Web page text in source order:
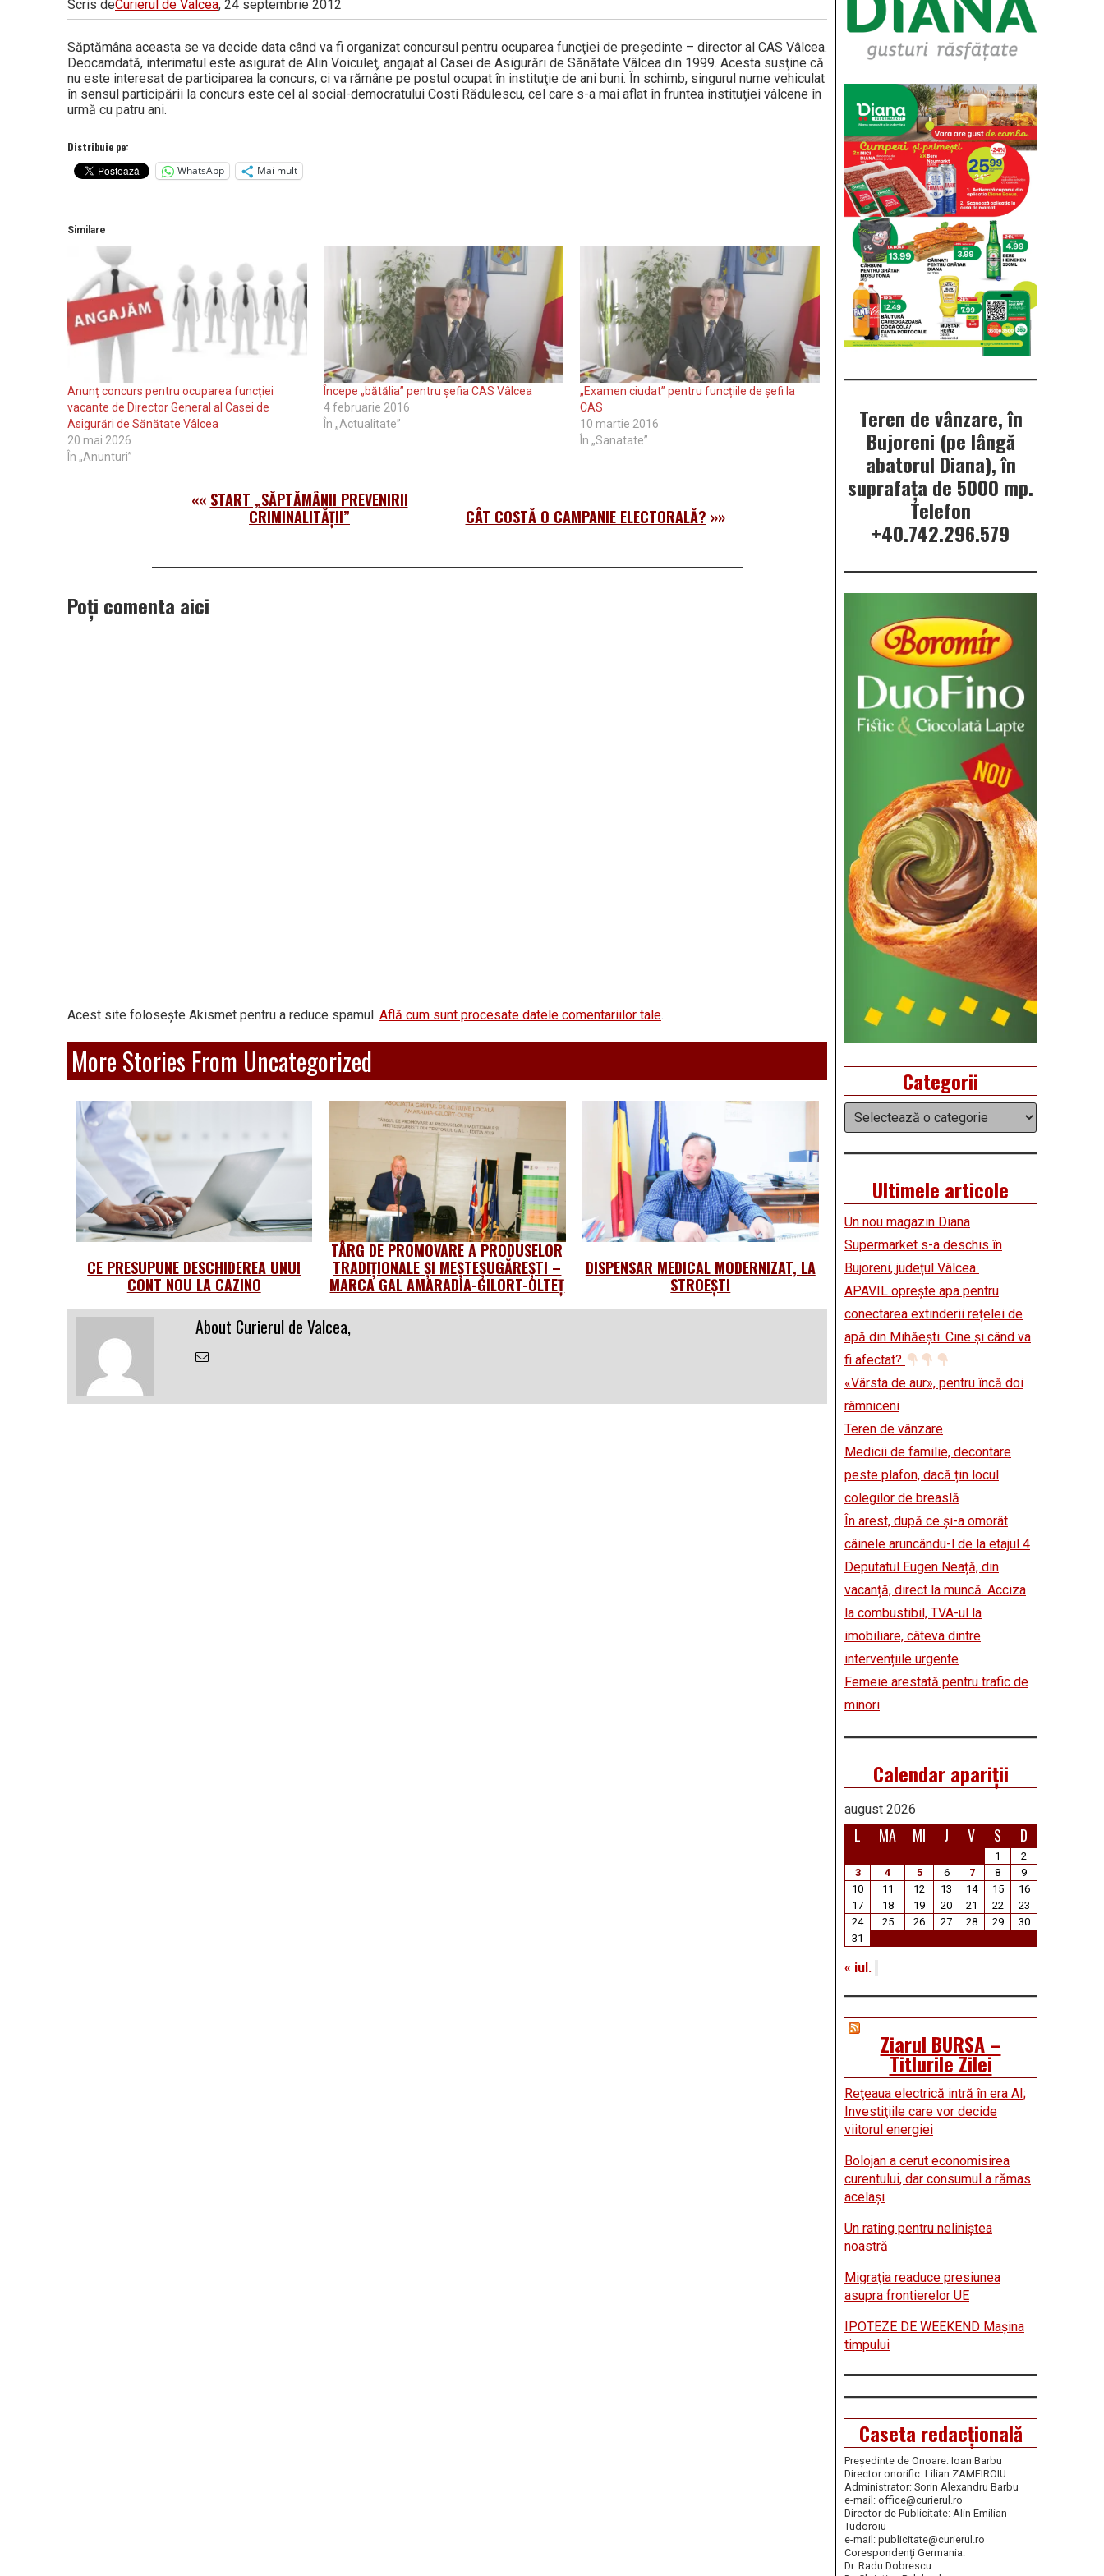
Vâlcea
Scris deCurierul de Valcea, 24 septembrie 2012
Săptămâna aceasta se va decide data când va fi organizat concursul pentru ocuparea funcţiei de preşedinte – director al CAS Vâlcea.
Deocamdată, interimatul este asigurat de Alin Voiculeţ, angajat al Casei de Asigurări de Sănătate Vâlcea din 1999. Acesta susţine că
nu este interesat de participarea la concurs, ci va rămâne pe postul ocupat în instituţie de ani buni. În schimb, singurul nume vehiculat
în sensul participării la concurs este cel al social-democratului Costi Rădulescu, cel care s-a mai aflat în fruntea instituţiei vâlcene în
urmă cu patru ani.
Distribuie pe:
WhatsApp
Mai mult
Similare
Anunț concurs pentru ocuparea funcției
vacante de Director General al Casei de
Asigurări de Sănătate Vâlcea
20 mai 2026
În „Anunturi”
Începe „bătălia” pentru șefia CAS Vâlcea
4 februarie 2016
În „Actualitate”
„Examen ciudat” pentru funcțiile de șefi la
CAS
10 martie 2016
În „Sanatate”
«« START „SĂPTĂMÂNII PREVENIRII
CRIMINALITĂŢII”
CÂT COSTĂ O CAMPANIE ELECTORALĂ? »»
Poți comenta aici
Acest site folosește Akismet pentru a reduce spamul. Află cum sunt procesate datele comentariilor tale.
More Stories From Uncategorized
CE PRESUPUNE DESCHIDEREA UNUI
CONT NOU LA CAZINO
TÂRG DE PROMOVARE A PRODUSELOR
TRADIȚIONALE ȘI MEȘTEȘUGĂREȘTI –
MARCA GAL AMARADIA-GILORT-OLTEȚ
DISPENSAR MEDICAL MODERNIZAT, LA
STROEȘTI
About Curierul de Valcea,
Email
Teren de vânzare, în
Bujoreni (pe lângă
abatorul Diana), în
suprafața de 5000 mp.
Telefon
+40.742.296.579
Categorii
Categorii
Ultimele articole
Un nou magazin Diana
Supermarket s-a deschis în
Bujoreni, județul Vâlcea
APAVIL oprește apa pentru
conectarea extinderii rețelei de
apă din Mihăești. Cine și când va
fi afectat?
«Vârsta de aur», pentru încă doi
râmniceni
Teren de vânzare
Medicii de familie, decontare
peste plafon, dacă țin locul
colegilor de breaslă
În arest, după ce și-a omorât
câinele aruncându-l de la etajul 4
Deputatul Eugen Neață, din
vacanță, direct la muncă. Acciza
la combustibil, TVA-ul la
imobiliare, câteva dintre
intervențiile urgente
Femeie arestată pentru trafic de
minori
Calendar apariții
august 2026
L MA MI J V S D
1
2
3
4 5 6 7 8
9
10
11 12 13 14 15
16
17
18 19 20 21 22
23
24
25 26 27 28 29
30
31
« iul.
Ziarul BURSA –
Titlurile Zilei
Reţeaua electrică intră în era AI;
Investiţiile care vor decide
viitorul energiei
Bolojan a cerut economisirea
curentului, dar consumul a rămas
acelaşi
Un rating pentru neliniştea
noastră
Migraţia readuce presiunea
asupra frontierelor UE
IPOTEZE DE WEEKEND Maşina
timpului
Caseta redacțională
Președinte de Onoare: Ioan Barbu
Director onorific: Lilian ZAMFIROIU
Administrator: Sorin Alexandru Barbu
e-mail: office@curierul.ro
Director de Publicitate: Alin Emilian
Tudoroiu
e-mail: publicitate@curierul.ro
Corespondenți Germania:
Dr. Radu Dobrescu